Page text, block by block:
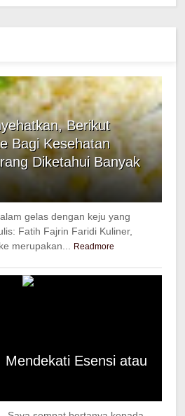
Berikut
Bagi Kesehatan
Diketahui Banyak
gelas dengan keju yang
Fatih Fajrin Faridi Kuliner,
merupakan...
Readmore
Mendekati Esensi atau